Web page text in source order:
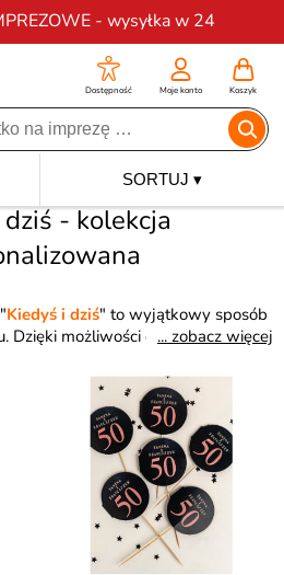
- wysyłka w 24
na zamówienia od 200 zł
Dostępność Moje konto Koszyk
- kolekcja
... zobacz więcej
Kiedyś i dziś" to wyjątkowy sposób
Dzięki możliwości dodania
które podkreślą historię
" to idealne połączenie
tworząc niezapomnianą
SORTUJ ▾